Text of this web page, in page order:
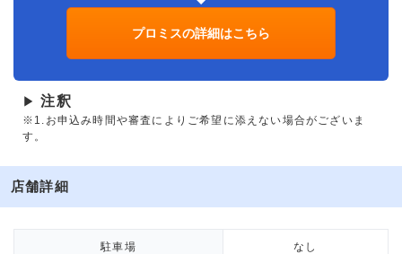
プロミスの詳細はこちら
▶ 注釈
※1.お申込み時間や審査によりご希望に添えない場合がございま
す。
店舗詳細
駐車場 なし